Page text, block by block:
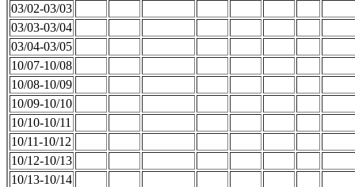
03/02-03/03
03/03-03/04
03/04-03/05
10/07-10/08
10/08-10/09
10/09-10/10
10/10-10/11
10/11-10/12
10/12-10/13
10/13-10/14